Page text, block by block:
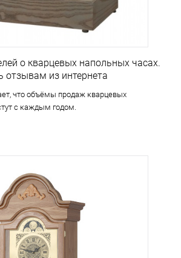
о кварцевых напольных часах.
отзывам из интернета
что объёмы продаж кварцевых
с каждым годом.